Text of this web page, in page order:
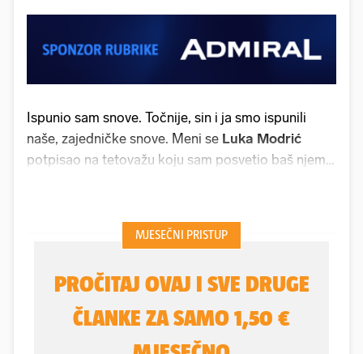
Ispunio sam snove. Točnije, sin i ja smo ispunili
naše, zajedničke snove. Meni se Luka Modrić
potpisao na tetovažu koju sam posvetio baš njemu,
veznjakom, govori namStefan Nikić
navijač "vatrenih" i Modrićev obožavatelj.